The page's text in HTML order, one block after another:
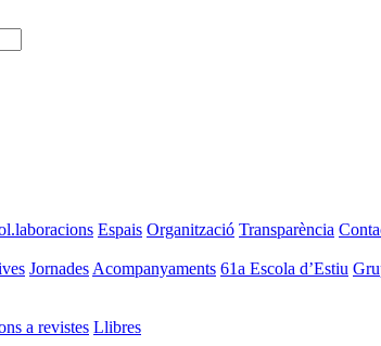
Espais Organització Transparència
Jornades Acompanyaments 61a Escola d’Estiu
a revistes Llibres